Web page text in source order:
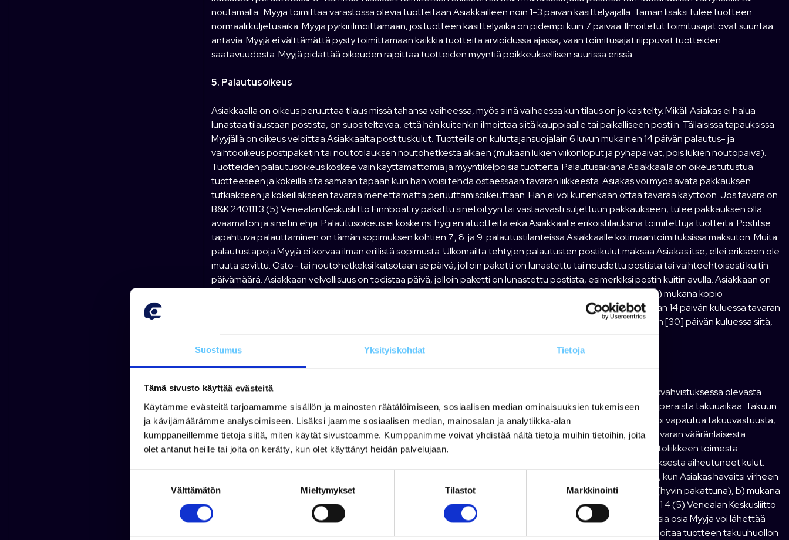
Suostumus Yksityiskohdat Tietoja
Tämä sivusto käyttää evästeitä
Käytämme evästeitä tarjoamamme sisällön ja mainosten räätälöimiseen, sosiaalisen median ominaisuuksien tukemiseen
ja kävijämäärämme analysoimiseen. Lisäksi jaamme sosiaalisen median, mainosalan ja analytiikka-alan
kumppaneillemme tietoja siitä, miten käytät sivustoamme. Kumppanimme voivat yhdistää näitä tietoja muihin tietoihin, joita
olet antanut heille tai joita on kerätty, kun olet käyttänyt heidän palvelujaan.
Välttämätön Mieltymykset Tilastot Markkinointi
noutamalla.. Myyjä toimittaa varastossa olevia tuotteitaan Asiakkailleen noin 1-3 päivän käsittelyajalla. Tämän lisäksi tulee tuotteen
normaali kuljetusaika. Myyjä pyrkii ilmoittamaan, jos tuotteen käsittelyaika on pidempi kuin 7 päivää. Ilmoitetut toimitusajat ovat suuntaa
antavia. Myyjä ei välttämättä pysty toimittamaan kaikkia tuotteita arvioidussa ajassa, vaan toimitusajat riippuvat tuotteiden
saatavuudesta. Myyjä pidättää oikeuden rajoittaa tuotteiden myyntiä poikkeuksellisen suurissa erissä.
5. Palautusoikeus
Asiakkaalla on oikeus peruuttaa tilaus missä tahansa vaiheessa, myös siinä vaiheessa kun tilaus on jo käsitelty. Mikäli Asiakas ei halua
lunastaa tilaustaan postista, on suositeltavaa, että hän kuitenkin ilmoittaa siitä kauppiaalle tai paikalliseen postiin. Tällaisissa tapauksissa
Myyjällä on oikeus veloittaa Asiakkaalta postituskulut. Tuotteilla on kuluttajansuojalain 6 luvun mukainen 14 päivän palautus- ja
vaihtooikeus postipaketin tai noutotilauksen noutohetkestä alkaen (mukaan lukien viikonloput ja pyhäpäivät, pois lukien noutopäivä).
Tuotteiden palautusoikeus koskee vain käyttämättömiä ja myyntikelpoisia tuotteita. Palautusaikana Asiakkaalla on oikeus tutustua
tuotteeseen ja kokeilla sitä samaan tapaan kuin hän voisi tehdä ostaessaan tavaran liikkeestä. Asiakas voi myös avata pakkauksen
tutkiakseen ja kokeillakseen tavaraa menettämättä peruuttamisoikeuttaan. Hän ei voi kuitenkaan ottaa tavaraa käyttöön. Jos tavara on
B&K 240111 3 (5) Venealan Keskusliitto Finnboat ry pakattu sinetöityyn tai vastaavasti suljettuun pakkaukseen, tulee pakkauksen olla
avaamaton ja sinetin ehjä. Palautusoikeus ei koske ns. hygieniatuotteita eikä Asiakkaalle erikoistilauksina toimitettuja tuotteita. Postitse
tapahtuva palauttaminen on tämän sopimuksen kohtien 7., 8. ja 9. palautustilanteissa Asiakkaalle kotimaantoimituksissa maksuton. Muita
palautustapoja Myyjä ei korvaa ilman erillistä sopimusta. Ulkomailta tehtyjen palautusten postikulut maksaa Asiakas itse, ellei erikseen ole
muuta sovittu. Osto- tai noutohetkeksi katsotaan se päivä, jolloin paketti on lunastettu tai noudettu postista tai vaihtoehtoisesti kuitin
päivämäärä. Asiakkaan velvollisuus on todistaa päivä, jolloin paketti on lunastettu postista, esimerkiksi postin kuitin avulla. Asiakkaan on
toimitettava tuotepalautukset aina: a) alkuperäisessä paketissa (hyvin pakattuna) ilman turhia merkintöjä, b) mukana kopio
tilausvahvistuksesta c) mukana takuu- ja palautuslomake täytettynä (löytyy Myyjän kotisivuilta), d) viimeistään 14 päivän kuluessa tavaran
noutohetkestä. e) varustettuna Asiakkaan tilitiedoilla Myyjä palauttaa maksun viimeistään kolmenkymmenen [30] päivän kuluessa siitä,
kun Myyjä on saanut takaisin palautetun tuotteen.
6. Takuu
Osalla tuotteista on tuotekohtainen takuu. Mikäli Myyjä on tarjonnut tuotteelle takuun, takuuaika alkaa tilausvahvistuksessa olevasta
päiväyksestä ja kestää ilmoitetun takuuajan. Tuotteen takuuvaihto tai korjaaminen ei pidennä tuotteen alkuperäistä takuuaikaa. Takuun
edellytyksenä on tuotteen tai sen osan käyttäminen valmistajan suositusten ja ohjeiden mukaisesti. Myyjä voi vapautua takuuvastuusta,
jos Myyjä saattaa todennäköiseksi, että tuotteen huonontuminen tai rikkoutuminen johtuu tapaturmasta, tavaran vääränlaisesta
käytöstä tai muusta Asiakkaan puolelta johtuvasta seikasta. Jos myöhemmin esimerkiksi valmistajan tai huoltoliikkeen toimesta
havaitaan, että tuote on rikkoutunut Asiakkaan huolimattomuudesta, on kauppiaalla oikeus veloittaa korjauksesta aiheutuneet kulut.
Kuluttajansuojalain mukaisesti Asiakkaan on ilmoitettava virheestä takuunantajalle kohtuullisessa ajassa siitä, kun Asiakas havaitsi virheen
tai hänen olisi pitänyt havaita se. Tuotteet on toimitettava takuuhuoltoon aina: a) alkuperäisessä paketissa (hyvin pakattuna), b) mukana
kopio tilausvahvistuksesta c) mukana takuupalautuslomake täytettynä (löytyy Myyjän kotisivuilta) B&K 240111 4 (5) Venealan Keskusliitto
Finnboat ry d)takuukorjaukseen lähetetään vain viallinen tuote, ei muita tuotteita tai tuotteen muita ei-viallisia osia Myyjä voi lähettää
puutteellisesti takuuhuoltoon lähetetyt tuotteet (kts. ohjeet yllä) takaisin Asiakkaan kustannuksella. Myyjä hoitaa tuotteen takuuhuollon